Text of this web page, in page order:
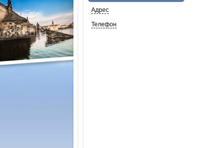
Адрес
Телефон